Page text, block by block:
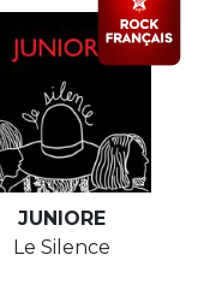
JUNIORE
Le Silence